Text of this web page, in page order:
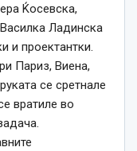
Ќосевска,
Ладинска
и проектантки.
Париз, Виена,
се сретнале
вратиле во